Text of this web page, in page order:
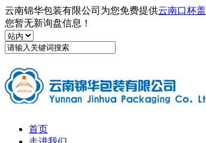
云南锦华包装有限公司为您免费提供云南口杯盖
您暂无新询盘信息！
首页